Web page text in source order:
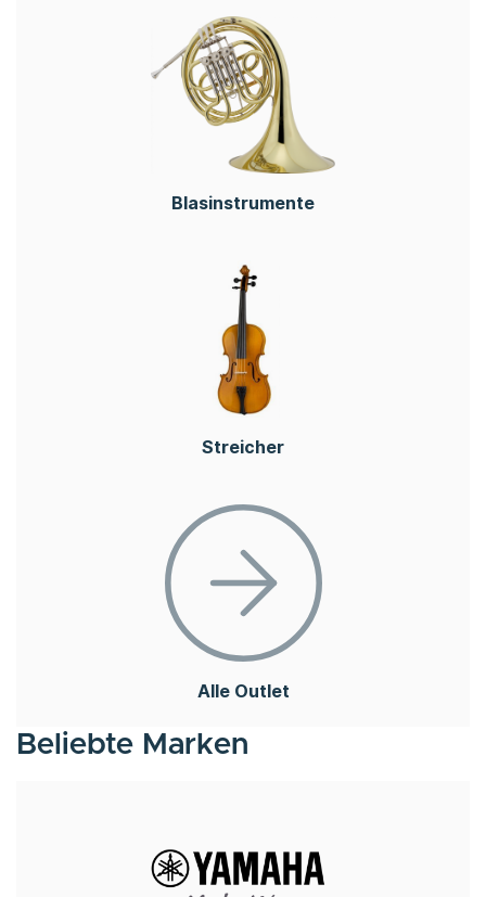
Blasinstrumente
Streicher
Alle Outlet
Beliebte Marken